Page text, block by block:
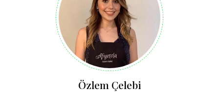
Özlem Çelebi